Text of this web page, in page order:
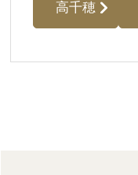
高千穂